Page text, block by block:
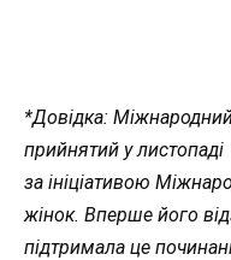
*Довідка: Міжнародний
прийнятий у
за ініціативою
жінок. Вперше його
підтримала це